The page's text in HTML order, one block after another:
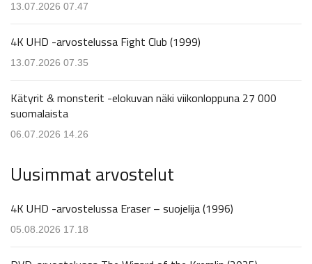
13.07.2026 07.47
4K UHD -arvostelussa Fight Club (1999)
13.07.2026 07.35
Kätyrit & monsterit -elokuvan näki viikonloppuna 27 000
suomalaista
06.07.2026 14.26
Uusimmat arvostelut
4K UHD -arvostelussa Eraser – suojelija (1996)
05.08.2026 17.18